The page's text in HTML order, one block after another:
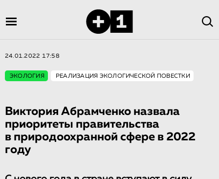
24.01.2022 17:58
ЭКОЛОГИЯ РЕАЛИЗАЦИЯ ЭКОЛОГИЧЕСКОЙ ПОВЕСТКИ
Виктория Абрамченко назвала
приоритеты правительства
в природоохранной сфере в 2022
году